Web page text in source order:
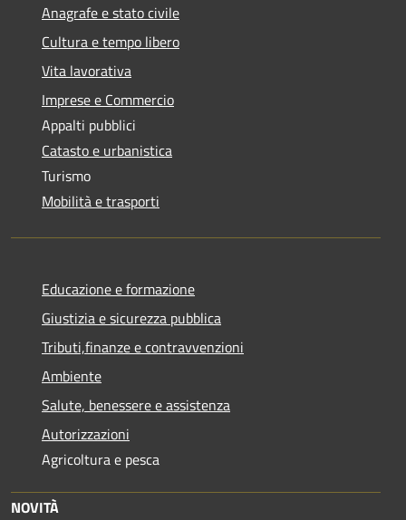
Anagrafe e stato civile
Cultura e tempo libero
Vita lavorativa
Imprese e Commercio
Appalti pubblici
Catasto e urbanistica
Turismo
Mobilità e trasporti
Educazione e formazione
Giustizia e sicurezza pubblica
Tributi,finanze e contravvenzioni
Ambiente
Salute, benessere e assistenza
Autorizzazioni
Agricoltura e pesca
NOVITÀ